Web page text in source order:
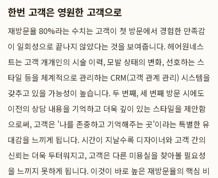
한번 고객은 영원한 고객으로
재방문율 80%라는 수치는 고객이 첫 방문에서 경험한 만족감
이 일회성으로 끝나지 않았다는 것을 보여줍니다. 헤어원네스
트는 고객 개개인의 시술 이력, 모발 상태의 변화, 선호하는 스
타일 등을 체계적으로 관리하는 CRM(고객 관계 관리) 시스템을
갖추고 있을 가능성이 높습니다. 두 번째, 세 번째 방문 시에도
이전의 상담 내용을 기억하고 더욱 깊이 있는 스타일을 제안함
으로써, 고객은 '나를 존중하고 기억해주는 곳'이라는 특별한 유
대감을 느끼게 됩니다. 시간이 지날수록 디자이너와 고객 간의
신뢰는 더욱 두터워지고, 고객은 다른 미용실을 찾아볼 필요성
을 느끼지 못하게 됩니다. 이것이 바로 높은 재방문율의 핵심 비